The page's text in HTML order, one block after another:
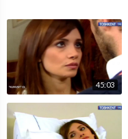
45:03